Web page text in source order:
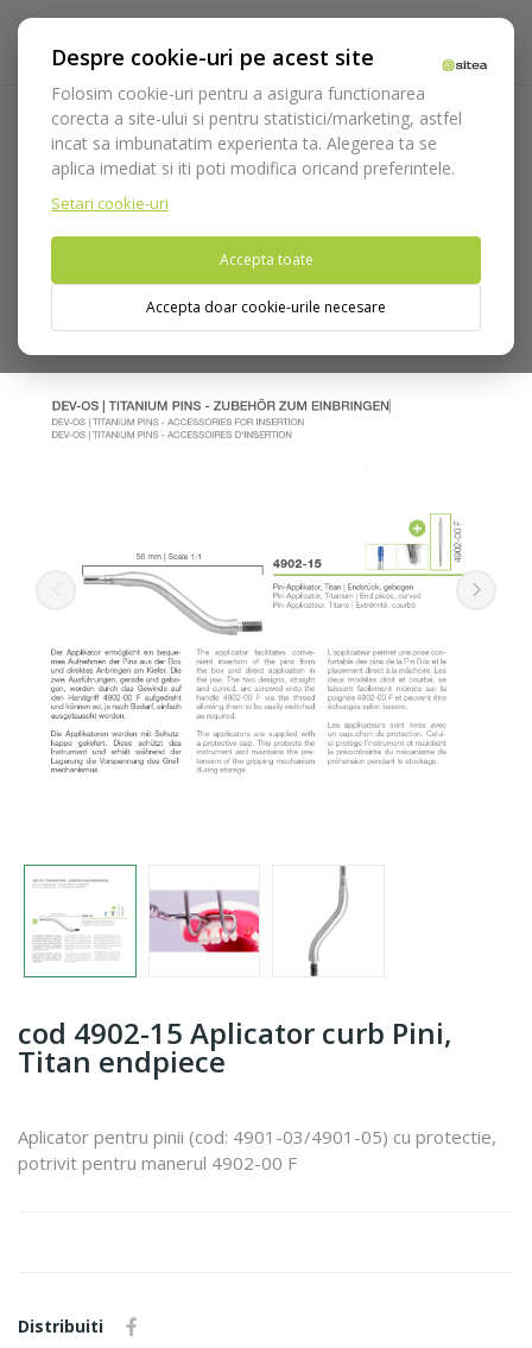
Despre cookie-uri pe acest site
Folosim cookie-uri pentru a asigura functionarea
corecta a site-ului si pentru statistici/marketing, astfel
incat sa imbunatatim experienta ta. Alegerea ta se
aplica imediat si iti poti modifica oricand preferintele.
Setari cookie-uri
Accepta toate
Accepta doar cookie-urile necesare
Acasa Implantologie
Osteosinteza si fire de sutura
Osteosinteza DeveMed
Accesorii osteosinteza
cod 4902-
15 Aplicator curb Pini, Titan endpiece
Nu puteti plasa comenzi din tara din care accesati website-ul
(United States).
cod 4902-15 Aplicator curb Pini,
Titan endpiece
Aplicator pentru pinii (cod: 4901-03/4901-05) cu protectie,
potrivit pentru manerul 4902-00 F
Distribuiti